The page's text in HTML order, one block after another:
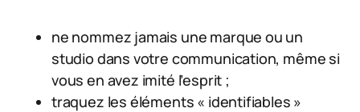
ne nommez jamais une marque ou un
studio dans votre communication, même si
vous en avez imité l’esprit ;
traquez les éléments « identifiables »